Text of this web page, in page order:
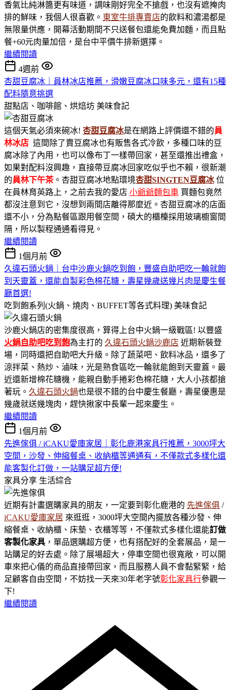
香氣比純淋醬更有味道，調味剛好完全不搶戲，也沒有遮掩肉
排的鮮味，我個人很喜歡。 東室牛排專賣店的飲料和濃湯都是
無限量供應，開幕活動期間不只送餐包還能免費加麵，而且點
餐+60元肉量加倍，是台中平價牛排新選擇。
繼續閱讀
4週前
杏甜豆腐冰｜員林冰店推薦，滑嫩豆腐冰口味多元，還有15種
配料隨意挑選
甜點店、咖啡館、烘焙坊 美味食記
這個天氣必須來碗冰! 杏甜豆腐冰是在網路上評價還不錯的員
林冰店 這間除了賣豆腐冰也有販售各式冷飲，多種口味的豆
腐冰除了內用，也可以像布丁一樣帶回家，甚至還推出禮盒，
如果對配料沒興趣，直接帶豆腐冰回家吃似乎也不賴，很新潮
的員林下午茶。杏甜豆腐冰地點環境杏甜SINGTEN豆腐冰 位
在員林育英路上，之前去我的愛店 小爺爺麵包車 買麵包竟然
都沒注意到它，沒想到兩間店離得那麼近。杏甜豆腐冰的店面
還不小，分為點餐區跟用餐空間，碩大的櫃檯採用玻璃櫥窗間
隔，所以製程通通看得見。
繼續閱讀
1個月前
久違石頭火鍋｜台中沙鹿火鍋吃到飽，豐盛自助吧吃一輪就飽
到天靈蓋，還能自製彩色棉花糖，壽星幾歲送幾片肉是慶生餐
廳首選!
吃到飽系列(火鍋、燒肉、BUFFET等各式料理) 美味食記
沙鹿火鍋店的密集度很高，算得上台中火鍋一級戰區! 以豐盛
火鍋自助吧吃到飽為主打的 久違石頭火鍋沙鹿店 近期新裝登
場，同時還把自助吧大升級。除了蔬菜吧、飲料冰品，還多了
涼拌菜、熱炒、滷味，光是熟食區吃一輪就能飽到天靈蓋。最
近還新增棉花糖機，能親自動手捲彩色棉花糖，大人小孩都搶
著玩。 久違石頭火鍋也是很不錯的台中慶生餐廳，壽星優惠是
幾歲就送幾塊肉，趕快揪家中長輩一起來慶生。
繼續閱讀
1個月前
先進傢俱 / iCAKU愛庫家居｜彰化鹿港家具行推薦，3000坪大
空間，沙發、伸縮餐桌、收納櫃等通通有，不僅款式多樣化還
能客製化訂做，一站購足超方便!
家具分享 生活綜合
近期有計畫選購家具的朋友，一定要到彰化鹿港的 先進傢俱 /
iCAKU愛庫家居 來逛逛，3000坪大空間內擺放各種沙發、伸
縮餐桌、收納櫃、床墊、衣櫃等等，不僅款式多樣化還能訂做
客製化家具 ，單品選購超方便，也有搭配好的全套展品，是一
站購足的好去處。除了展場超大，停車空間也很寬敞，可以開
車來把心儀的商品直接帶回家，而且服務人員不會黏緊緊，給
足顧客自由空間，不妨找一天來30年老字號彰化家具行參觀一
下!
繼續閱讀